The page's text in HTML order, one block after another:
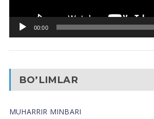
00:00
BO’LIMLAR
MUHARRIR MINBARI